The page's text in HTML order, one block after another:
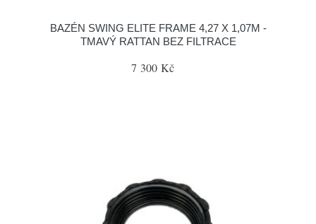
BAZÉN SWING ELITE FRAME 4,27 X 1,07M -
TMAVÝ RATTAN BEZ FILTRACE
7 300 Kč